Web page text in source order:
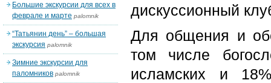
дискуссионный
Для общения и
том числе
исламских и
Большие экскурсии для всех в
феврале и марте palomnik
“Татьянин день” – большая
экскурсия palomnik
Зимние экскурсии для
паломников palomnik